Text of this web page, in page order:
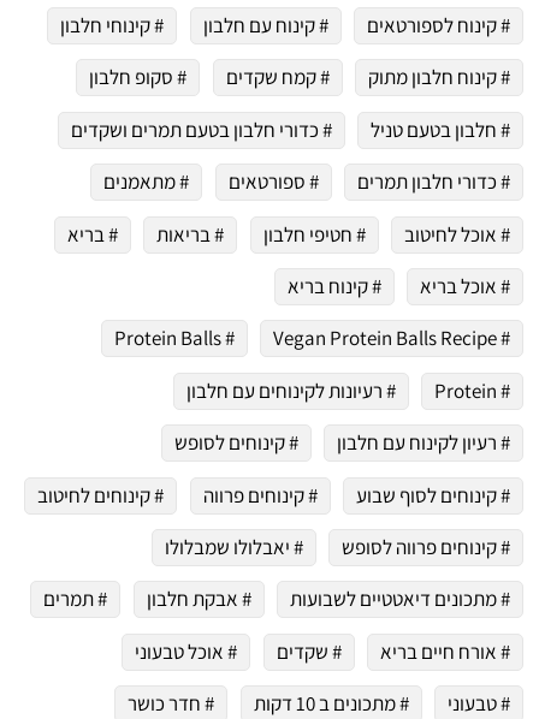
# קינוח לספורטאים # קינוח עם חלבון
# קינוחי חלבון
# קינוח חלבון מתוק
# קמח שקדים
# סקופ חלבון
# חלבון בטעם טניל
# כדורי חלבון בטעם תמרים ושקדים
# כדורי חלבון תמרים
# ספורטאים
# מתאמנים
# אוכל לחיטוב
# חטיפי חלבון # בריאות
# בריא
# אוכל בריא
# קינוח בריא
# Vegan Protein Balls Recipe
# Protein Balls
# Protein
# רעיונות לקינוחים עם חלבון
# רעיון לקינוח עם חלבון
# קינוחים לסופש
# קינוחים לסוף שבוע
# קינוחים פרווה
# קינוחים לחיטוב
# קינוחים פרווה לסופש
# יאבלולו שמבלולו
# מתכונים דיאטטיים לשבועות
# אבקת חלבון
# תמרים
# אורח חיים בריא
# שקדים
# אוכל טבעוני
# טבעוני
# מתכונים ב 10 דקות
# חדר כושר